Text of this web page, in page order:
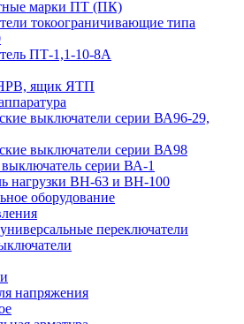
марки ПТ (ПК)
токоограничивающие типа
ПТ-1,1-10-8А
ящик ЯТП
выключатели серии ВА96-29,
выключатели серии ВА98
серии ВА-1
нагрузки ВН-63 и ВН-100
оборудование
переключатели
напряжения